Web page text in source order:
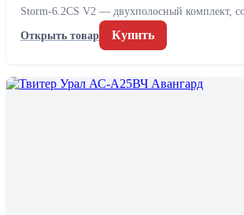
Storm-6.2CS V2 — двухполосный комплект,
Открыть товар
Купить